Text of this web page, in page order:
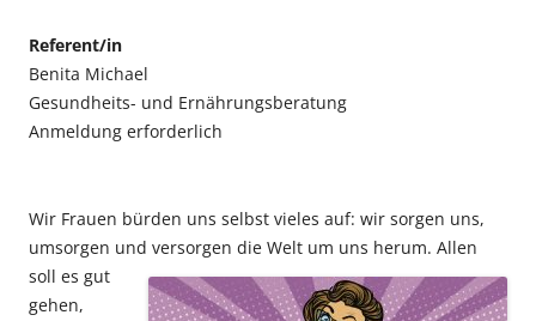
Referent/in
Benita Michael
Gesundheits- und Ernährungsberatung
Anmeldung erforderlich
Wir Frauen bürden uns selbst vieles auf: wir sorgen uns,
umsorgen und versorgen die Welt um uns herum. Allen
soll es gut
gehen,